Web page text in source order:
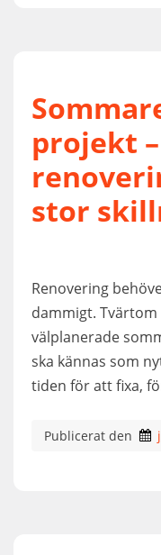
projekt
stor
Renovering
dammigt.
välplanerade
ska kännas som
tiden för att fixa,
Publicerat den